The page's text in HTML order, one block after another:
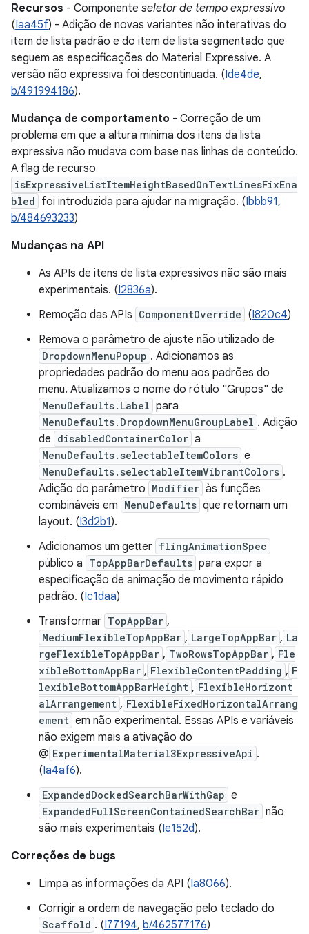
Recursos - Componente seletor de tempo expressivo
(Iaa45f) - Adição de novas variantes não interativas do
item de lista padrão e do item de lista segmentado que
seguem as especificações do Material Expressive. A
versão não expressiva foi descontinuada. (Ide4de,
b/491994186).
Mudança de comportamento - Correção de um
problema em que a altura mínima dos itens da lista
expressiva não mudava com base nas linhas de conteúdo.
A flag de recurso
isExpressiveListItemHeightBasedOnTextLinesFixEna
bled foi introduzida para ajudar na migração. (Ibbb91,
b/484693233)
Mudanças na API
As APIs de itens de lista expressivos não são mais
experimentais. (I2836a).
Remoção das APIs ComponentOverride (I820c4)
Remova o parâmetro de ajuste não utilizado de
DropdownMenuPopup . Adicionamos as
propriedades padrão do menu aos padrões do
menu. Atualizamos o nome do rótulo "Grupos" de
MenuDefaults.Label para
MenuDefaults.DropdownMenuGroupLabel . Adição
de disabledContainerColor a
MenuDefaults.selectableItemColors e
MenuDefaults.selectableItemVibrantColors .
Adição do parâmetro Modifier às funções
combináveis em MenuDefaults que retornam um
layout. (I3d2b1).
Adicionamos um getter flingAnimationSpec
público a TopAppBarDefaults para expor a
especificação de animação de movimento rápido
padrão. (Ic1daa)
Transformar TopAppBar ,
MediumFlexibleTopAppBar , LargeTopAppBar , La
rgeFlexibleTopAppBar , TwoRowsTopAppBar , Fle
xibleBottomAppBar , FlexibleContentPadding , F
lexibleBottomAppBarHeight , FlexibleHorizont
alArrangement , FlexibleFixedHorizontalArrang
ement em não experimental. Essas APIs e variáveis
não exigem mais a ativação do
@ ExperimentalMaterial3ExpressiveApi .
(Ia4af6).
ExpandedDockedSearchBarWithGap e
ExpandedFullScreenContainedSearchBar não
são mais experimentais (Ie152d).
Correções de bugs
Limpa as informações da API (Ia8066).
Corrigir a ordem de navegação pelo teclado do
Scaffold . (I77194, b/462577176)